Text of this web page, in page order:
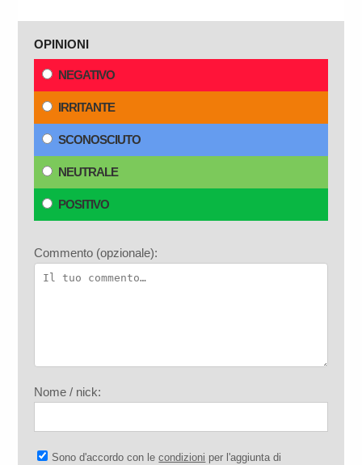
OPINIONI
NEGATIVO
IRRITANTE
SCONOSCIUTO
NEUTRALE
POSITIVO
Commento (opzionale):
Nome / nick:
Sono d'accordo con lecondizioni per l'aggiunta di